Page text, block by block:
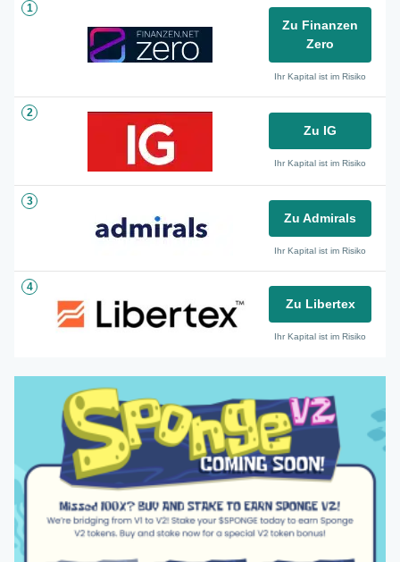
1
Zu Finanzen
Zero
Ihr Kapital ist im Risiko
2
Zu IG
Ihr Kapital ist im Risiko
3
Zu Admirals
Ihr Kapital ist im Risiko
4
Zu Libertex
Ihr Kapital ist im Risiko